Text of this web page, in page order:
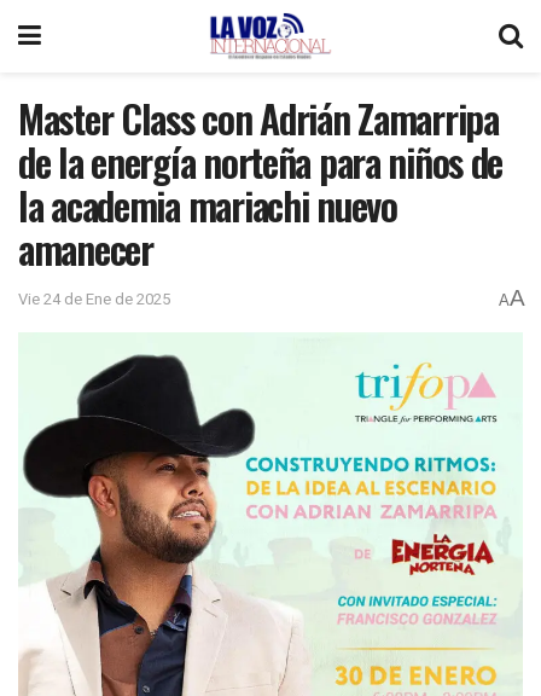
Master Class con Adrián Zamarripa
de la energía norteña para niños de
la academia mariachi nuevo
amanecer
Vie 24 de Ene de 2025 AA